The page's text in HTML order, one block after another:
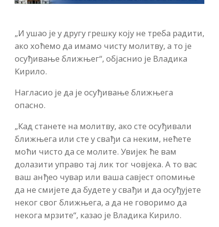
„И ушао је у другу грешку коју не треба радити,
ако хоћемо да имамо чисту молитву, а то је
осуђивање ближњег“, објаснио је Владика
Кирило.
Нагласио је да је осуђивање ближњега
опасно.
„Кад станете на молитву, ако сте осуђивали
ближњега или сте у свађи са неким, нећете
моћи чисто да се молите. Увијек ће вам
долазити управо тај лик тог човјека. А то вас
ваш анђео чувар или ваша савјест опомиње
да не смијете да будете у свађи и да осуђујете
неког свог ближњега, а да не говоримо да
некога мрзите“, казао је Владика Кирило.